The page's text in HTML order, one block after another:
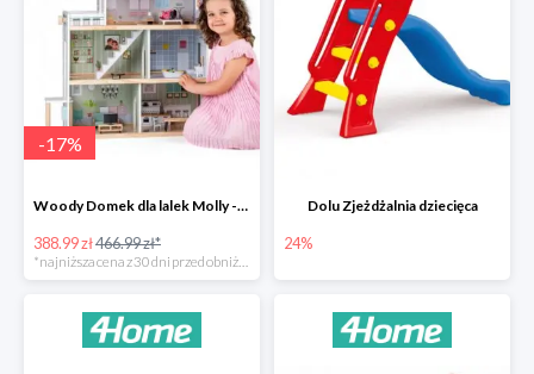
-17%
Woody Domek dla lalek Molly -78zł
388.99 zł466.99 zł*
Dolu Zjeżdżalnia dziecięca
24%